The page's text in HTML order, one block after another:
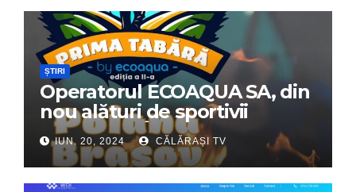
ȘTIRI
Operatorul ECOAQUA SA, din
nou alături de sportivii
călărășeni. Începe „Prima
Tabără”!
IUN. 20, 2024 CĂLĂRAȘI TV